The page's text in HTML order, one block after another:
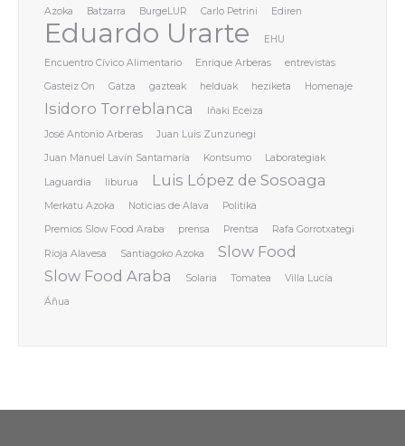
Azoka
Batzarra BurgeLUR Carlo Petrini Ediren
Eduardo Urarte
EHU
Encuentro Cívico Alimentario
Enrique Arberas
entrevistas
Gasteiz On
Gatza gazteak helduak heziketa Homenaje
Isidoro Torreblanca
Iñaki Eceiza
José Antonio Arberas
Juan Luis Zunzunegi
Juan Manuel Lavín Santamaría
Kontsumo Laborategiak
Laguardia liburua Luis López de Sosoaga
Merkatu Azoka Noticias de Alava
Politika
Premios Slow Food Araba
prensa Prentsa Rafa Gorrotxategi
Rioja Alavesa Santiagoko Azoka
Slow Food
Slow Food Araba
Solaria Tomatea
Villa Lucía
Áñua